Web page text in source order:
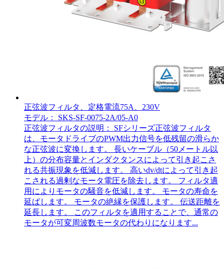
正弦波フィルタ、定格電流75A、230V
モデル： SKS-SF-0075-2A/05-A0
正弦波フィルタの説明： SFシリーズ正弦波フィルタ
は、モータドライブのPWM出力信号を低残留の滑らか
な正弦波に変換します。 長いケーブル（50メートル以
上）の分布容量とインダクタンスによって引き起こさ
れる共振現象を低減します。 高いdv/dtによって引き起
こされる過剰なモータ電圧を除去します。 フィルタ適
用によりモータの騒音を低減します。 モータの寿命を
延ばします。 モータの絶縁を保護します。 伝送距離を
延長します。 このフィルタを適用することで、通常の
モータが可変周波数モータの代わりになります...